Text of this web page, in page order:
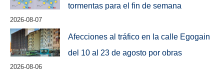
tormentas para el fin de semana
2026-08-07
Afecciones al tráfico en la calle Egogain
del 10 al 23 de agosto por obras
2026-08-06